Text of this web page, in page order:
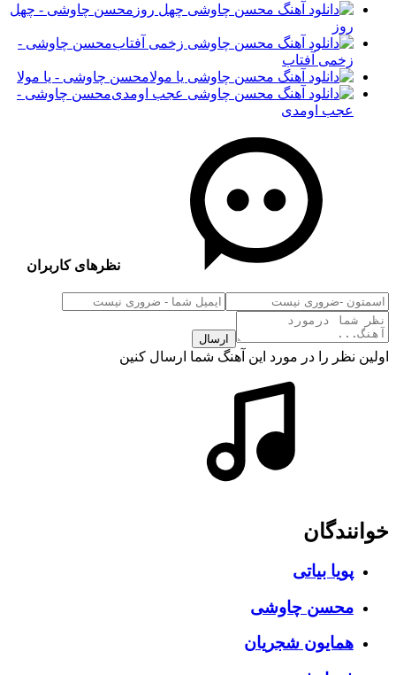
محسن چاوشی - چهل
روز
محسن چاوشی -
زخمی آفتاب
محسن چاوشی - یا مولا
محسن چاوشی -
عجب اومدی
نظرهای کاربران
ارسال
اولین نظر را در مورد این آهنگ شما ارسال کنین
خوانندگان
پویا بیاتی
محسن چاوشی
همایون شجریان